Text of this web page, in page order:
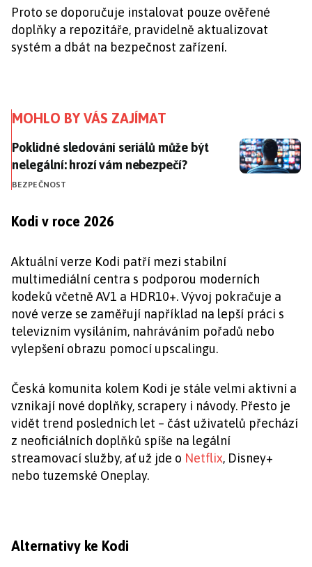
Proto se doporučuje instalovat pouze ověřené
doplňky a repozitáře, pravidelně aktualizovat
systém a dbát na bezpečnost zařízení.
MOHLO BY VÁS ZAJÍMAT
Poklidné sledování seriálů může být nelegální: hrozí
Poklidné sledování seriálů může být
nelegální: hrozí vám nebezpečí?
BEZPEČNOST
Kodi v roce 2026
Aktuální verze Kodi patří mezi stabilní
multimediální centra s podporou moderních
kodeků včetně AV1 a HDR10+. Vývoj pokračuje a
nové verze se zaměřují například na lepší práci s
televizním vysíláním, nahráváním pořadů nebo
vylepšení obrazu pomocí upscalingu.
Česká komunita kolem Kodi je stále velmi aktivní a
vznikají nové doplňky, scrapery i návody. Přesto je
vidět trend posledních let – část uživatelů přechází
z neoficiálních doplňků spíše na legální
streamovací služby, ať už jde o Netflix, Disney+
nebo tuzemské Oneplay.
Alternativy ke Kodi